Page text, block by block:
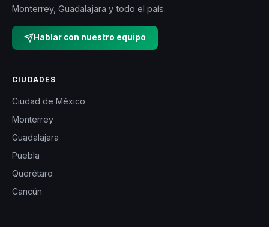
Monterrey, Guadalajara y todo el país.
Hablar con nuestro equipo
CIUDADES
Ciudad de México
Monterrey
Guadalajara
Puebla
Querétaro
Cancún